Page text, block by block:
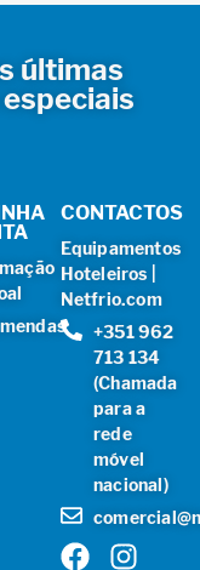
últimas
CONTACTOS
Equipamentos
Hoteleiros |
Netfrio.com
+351 962
713 134
(Chamada
para a
rede
móvel
nacional)